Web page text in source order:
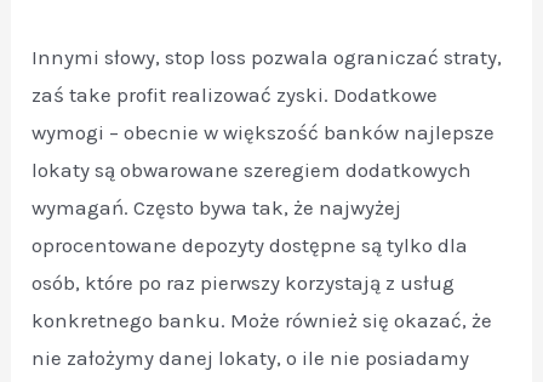
Innymi słowy, stop loss pozwala ograniczać straty,
zaś take profit realizować zyski. Dodatkowe
wymogi – obecnie w większość banków najlepsze
lokaty są obwarowane szeregiem dodatkowych
wymagań. Często bywa tak, że najwyżej
oprocentowane depozyty dostępne są tylko dla
osób, które po raz pierwszy korzystają z usług
konkretnego banku. Może również się okazać, że
nie założymy danej lokaty, o ile nie posiadamy